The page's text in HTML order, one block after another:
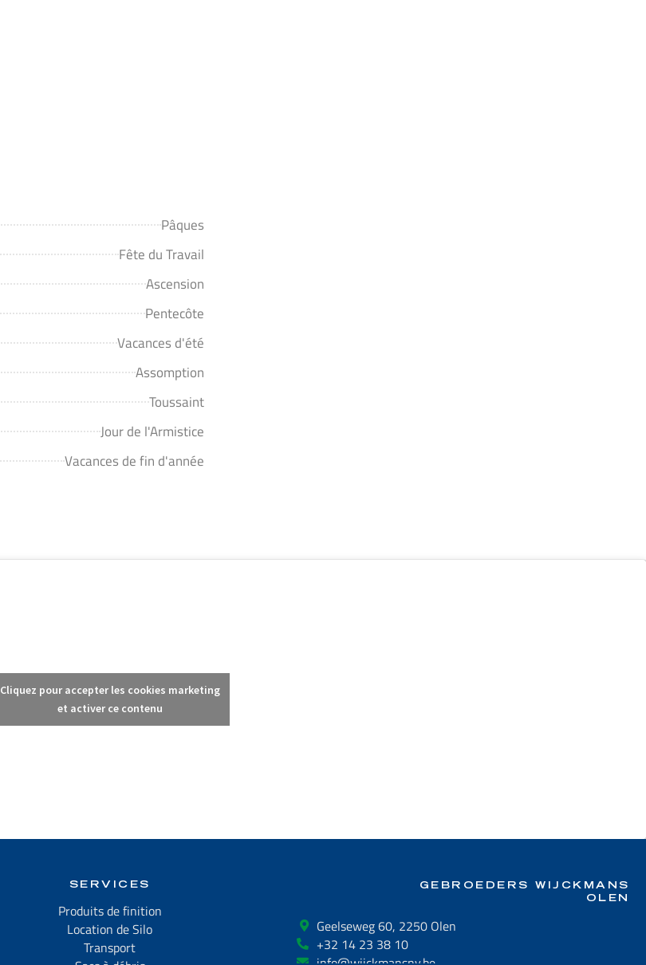
Pâques
Fête du Travail
Ascension
Pentecôte
Vacances d'été
Assomption
Toussaint
Jour de l'Armistice
Vacances de fin d'année
Cliquez pour accepter les cookies marketing
et activer ce contenu
SERVICES
Produits de finition
Location de Silo
Transport
GEBROEDERS WIJCKMANS
OLEN
Geelseweg 60, 2250 Olen
+32 14 23 38 10